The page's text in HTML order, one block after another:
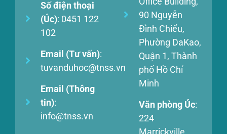
Số điện thoại
(Úc): 0451 122
102
Email (Tư vấn):
tuvanduhoc@tnss.vn
Email (Thông
tin):
info@tnss.vn
90 Nguyễn
Đình Chiểu,
Phường DaKao,
Quận 1, Thành
phố Hồ Chí
Minh
Văn phòng Úc:
224
Marrickville